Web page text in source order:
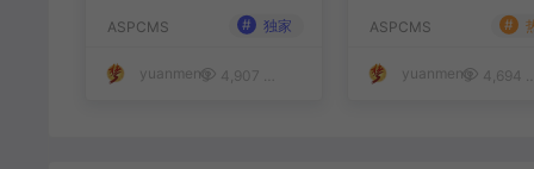
ASPCMS # 独家
yuanmeng 4,907
ASPCMS #
yuanmeng 4,694